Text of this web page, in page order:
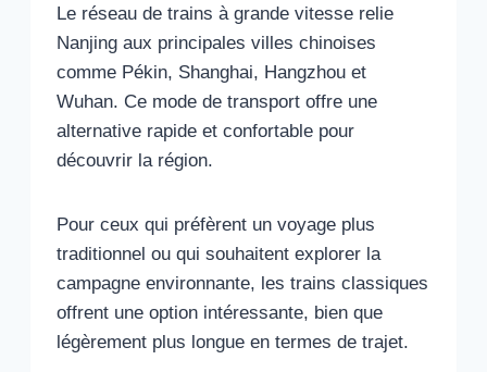
Le réseau de trains à grande vitesse relie
Nanjing aux principales villes chinoises
comme Pékin, Shanghai, Hangzhou et
Wuhan. Ce mode de transport offre une
alternative rapide et confortable pour
découvrir la région.
Pour ceux qui préfèrent un voyage plus
traditionnel ou qui souhaitent explorer la
campagne environnante, les trains classiques
offrent une option intéressante, bien que
légèrement plus longue en termes de trajet.